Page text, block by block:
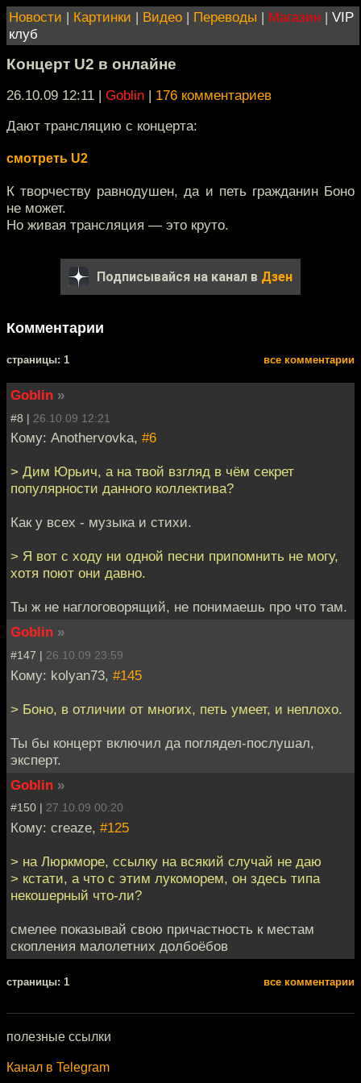
Новости | Картинки | Видео | Переводы | Магазин | VIP
клуб
Концерт U2 в онлайне
26.10.09 12:11 | Goblin | 176 комментариев
Дают трансляцию с концерта:
смотреть U2
К творчеству равнодушен, да и петь гражданин Боно
не может.
Но живая трансляция — это круто.
Подписывайся на канал в Дзен
Комментарии
cтраницы: 1 все комментарии
Goblin »
#8 | 26.10.09 12:21
Кому: Anothervovka, #6
> Дим Юрьич, а на твой взгляд в чём секрет
популярности данного коллектива?
Как у всех - музыка и стихи.
> Я вот с ходу ни одной песни припомнить не могу,
хотя поют они давно.
Ты ж не наглоговорящий, не понимаешь про что там.
Goblin »
#147 | 26.10.09 23:59
Кому: kolyan73, #145
> Боно, в отличии от многих, петь умеет, и неплохо.
Ты бы концерт включил да поглядел-послушал,
эксперт.
Goblin »
#150 | 27.10.09 00:20
Кому: creaze, #125
> на Люркморе, ссылку на всякий случай не даю
> кстати, а что с этим лукоморем, он здесь типа
некошерный что-ли?
смелее показывай свою причастность к местам
скопления малолетних долбоёбов
cтраницы: 1 все комментарии
полезные ссылки
Канал в Telegram